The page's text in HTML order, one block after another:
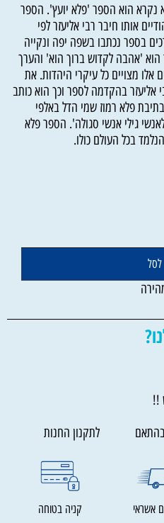
נקרא הוא הספר 'פלא יועץ'. הספר
אותו חיבר רבי אליעזר לפי
בספר נכתבו בשפה יפה ונקייה
'אהבה לקדוש ברוך הוא' והערך
מצויים כל עיקרי היהדות. את
בהקדמה לספר וכך הוא כותב
פלא רמוז שמי הדל באלפי
גילי אנשי סגולה'. הספר פלא
בכל העולם כולו.
אשראי קניה בטוחה